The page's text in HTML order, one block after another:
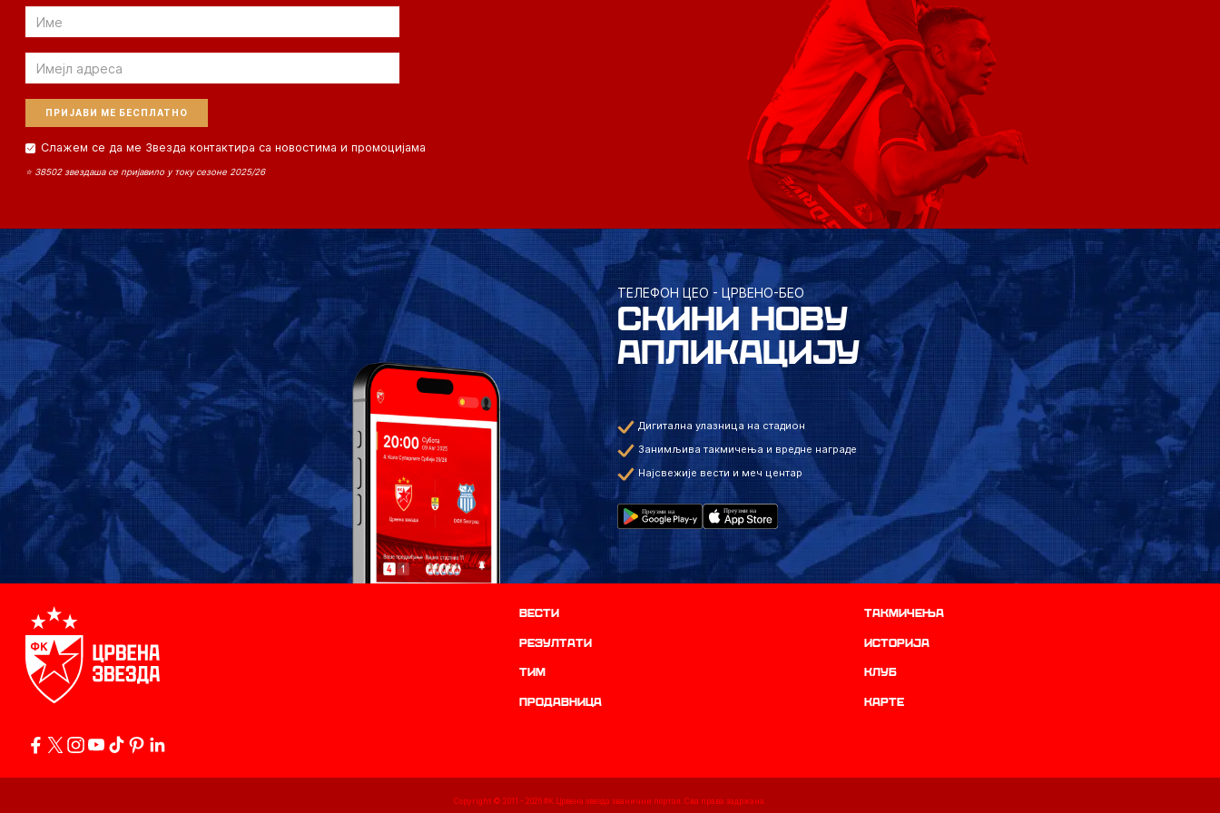
Email
Email
Слажем се да ме Звезда контактира са новостима и промоцијама
⭐ 38502 звездаша се пријавило у току сезоне 2025/26
ТЕЛЕФОН ЦЕО - ЦРВЕНО-БЕО
СКИНИ НОВУ
АПЛИКАЦИЈУ
Дигитална улазница на стадион
Занимљива такмичења и вредне награде
Најсвежије вести и меч центар
Вести Такмичења
резултати историја
ТИМ Клуб
продавница Карте
Copyright © 2011 - 2026ФК Црвена звезда званични портал. Сва права задржана.